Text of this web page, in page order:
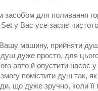
для поливання
у Вас усе засяє
машину, прийняти душ
дуже просто, для
авто й опустити насос у
помістити душ так,
що дуже зручно, коли її